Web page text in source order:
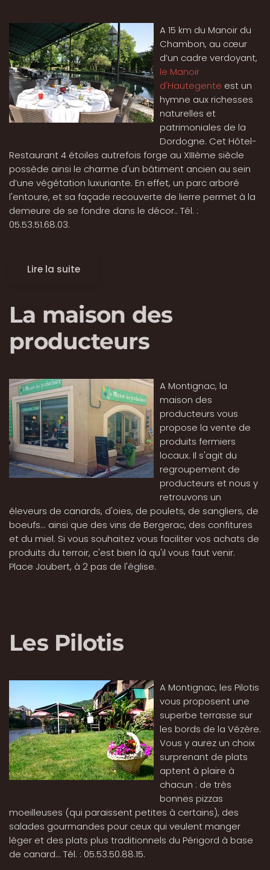
A 15 km du Manoir du
Chambon, au cœur
d’un cadre verdoyant,
le Manoir
d'Hautegente est un
hymne aux richesses
naturelles et
patrimoniales de la
Dordogne. Cet Hôtel-
Restaurant 4 étoiles autrefois forge au XIIIème siècle
possède ainsi le charme d'un bâtiment ancien au sein
d’une végétation luxuriante. En effet, un parc arboré
l'entoure, et sa façade recouverte de lierre permet à la
demeure de se fondre dans le décor.. Tél. :
05.53.51.68.03.
Lire la suite
La maison des
producteurs
A Montignac, la
maison des
producteurs vous
propose la vente de
produits fermiers
locaux. Il s'agit du
regroupement de
producteurs et nous y
retrouvons un
éleveurs de canards, d'oies, de poulets, de sangliers, de
boeufs... ainsi que des vins de Bergerac, des confitures
et du miel. Si vous souhaitez vous faciliter vos achats de
produits du terroir, c'est bien là qu'il vous faut venir.
Place Joubert, à 2 pas de l'église.
Les Pilotis
A Montignac, les Pilotis
vous proposent une
superbe terrasse sur
les bords de la Vézère.
Vous y aurez un choix
surprenant de plats
aptent à plaire à
chacun : de très
bonnes pizzas
moeilleuses (qui paraissent petites à certains), des
salades gourmandes pour ceux qui veulent manger
léger et des plats plus traditionnels du Périgord à base
de canard... Tél. : 05.53.50.88.15.